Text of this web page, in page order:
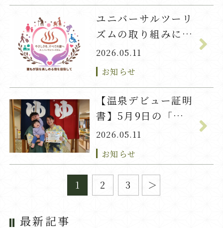
ユニバーサルツーリ
ズムの取り組みにつ
いて
2026.05.11
お知らせ
【温泉デビュー証明
書】5月9日の「か
い」君
2026.05.11
お知らせ
1 2 3
最新記事